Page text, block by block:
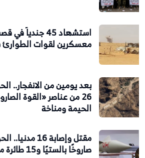
استشهاد 45
معسكرين لقوات
بعد يومين من الانفجار..
26 من عناصر «القوة
الحيمة ومناخة
صاروخًا بالستيًا و15 طائرة مسيرة على مأرب